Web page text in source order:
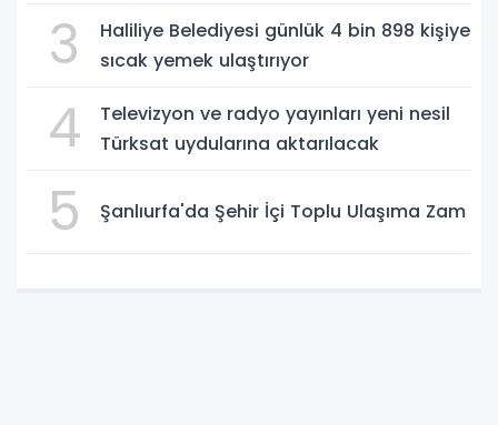
3
Haliliye Belediyesi günlük 4 bin 898 kişiye
sıcak yemek ulaştırıyor
4
Televizyon ve radyo yayınları yeni nesil
Türksat uydularına aktarılacak
5 Şanlıurfa'da Şehir İçi Toplu Ulaşıma Zam